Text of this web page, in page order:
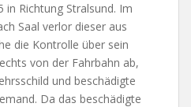
in Richtung Stralsund. Im
Saal verlor dieser aus
die Kontrolle über sein
von der Fahrbahn ab,
und beschädigte
Da das beschädigte